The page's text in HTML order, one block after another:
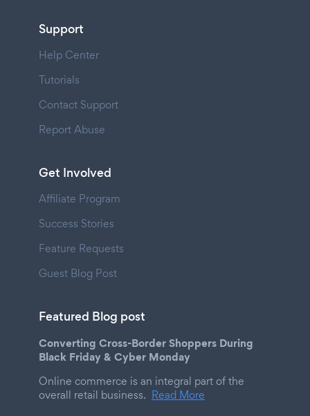
Support
Help Center
Tutorials
Contact Support
Report Abuse
Get Involved
Affiliate Program
Success Stories
Feature Requests
Guest Blog Post
Featured Blog post
Converting Cross-Border Shoppers During
Black Friday & Cyber Monday
Online commerce is an integral part of the
overall retail business. Read More